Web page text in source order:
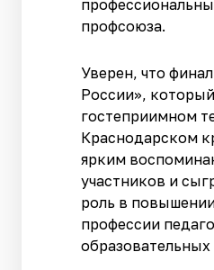
профсоюза.
Уверен, что
России»,
гостеприимном
Краснодарском
ярким
участников и
роль в
профессии